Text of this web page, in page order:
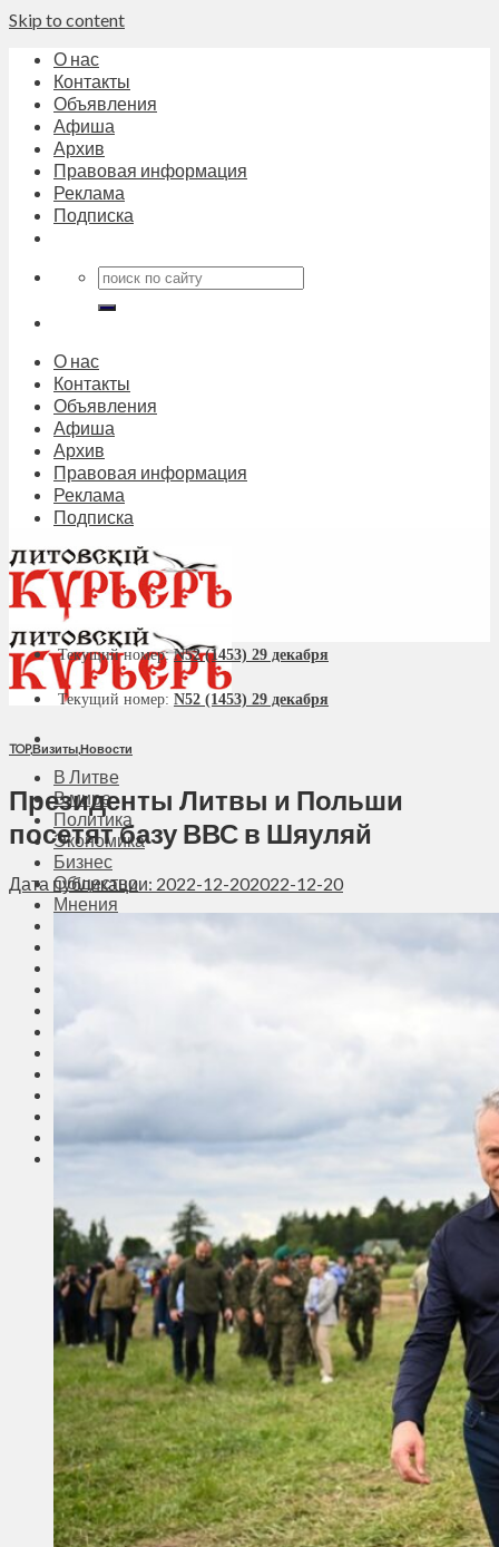
Skip to content
О нас
Контакты
Объявления
Афиша
Архив
Правовая информация
Реклама
Подписка
О нас
Контакты
Объявления
Афиша
Архив
Правовая информация
Реклама
Подписка
В Литве
В мире
Политика
Экономика
Бизнес
Общество
Мнения
Транспорт
Калейдоскоп
Армия
Сейм Литвы
Больше
ЛК рекомендует
Сеньорам
Образование
Здравоохранение
Экология
Происшествия
Приграничье
Деньги
Визиты
Выборы
Агроновости
Едим дома
Ищу семью
Духовное пространство
Спорт
Текущий номер:N52 (1453) 29 декабря
Текущий номер: N52 (1453) 29 декабря
TOP,Визиты,Новости
Президенты Литвы и Польши
посетят базу ВВС в Шяуляй
Дата публикации: 2022-12-202022-12-20